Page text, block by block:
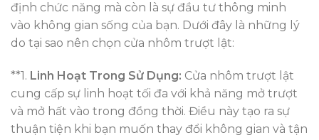
định chức năng mà còn là sự đầu tư thông minh
vào không gian sống của bạn. Dưới đây là những lý
do tại sao nên chọn cửa nhôm trượt lật:
**1. Linh Hoạt Trong Sử Dụng: Cửa nhôm trượt lật
cung cấp sự linh hoạt tối đa với khả năng mở trượt
và mở hất vào trong đồng thời. Điều này tạo ra sự
thuận tiện khi bạn muốn thay đổi không gian và tận